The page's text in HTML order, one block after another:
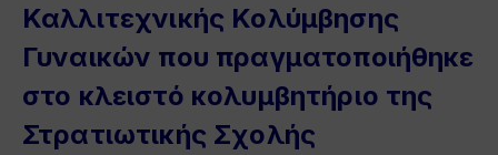
Καλλιτεχνικής Κολύμβησης
Γυναικών που πραγματοποιήθηκε
στο κλειστό κολυμβητήριο της
Στρατιωτικής Σχολής